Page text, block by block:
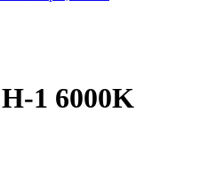
1 6000K